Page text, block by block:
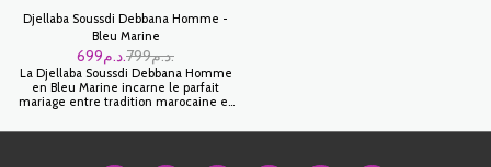
Djellaba Soussdi Debbana Homme -
Bleu Marine
799 د.م. 699 د.م.
La Djellaba Soussdi Debbana Homme
en Bleu Marine incarne le parfait
mariage entre tradition marocaine et
avec soin pour assurer un confort